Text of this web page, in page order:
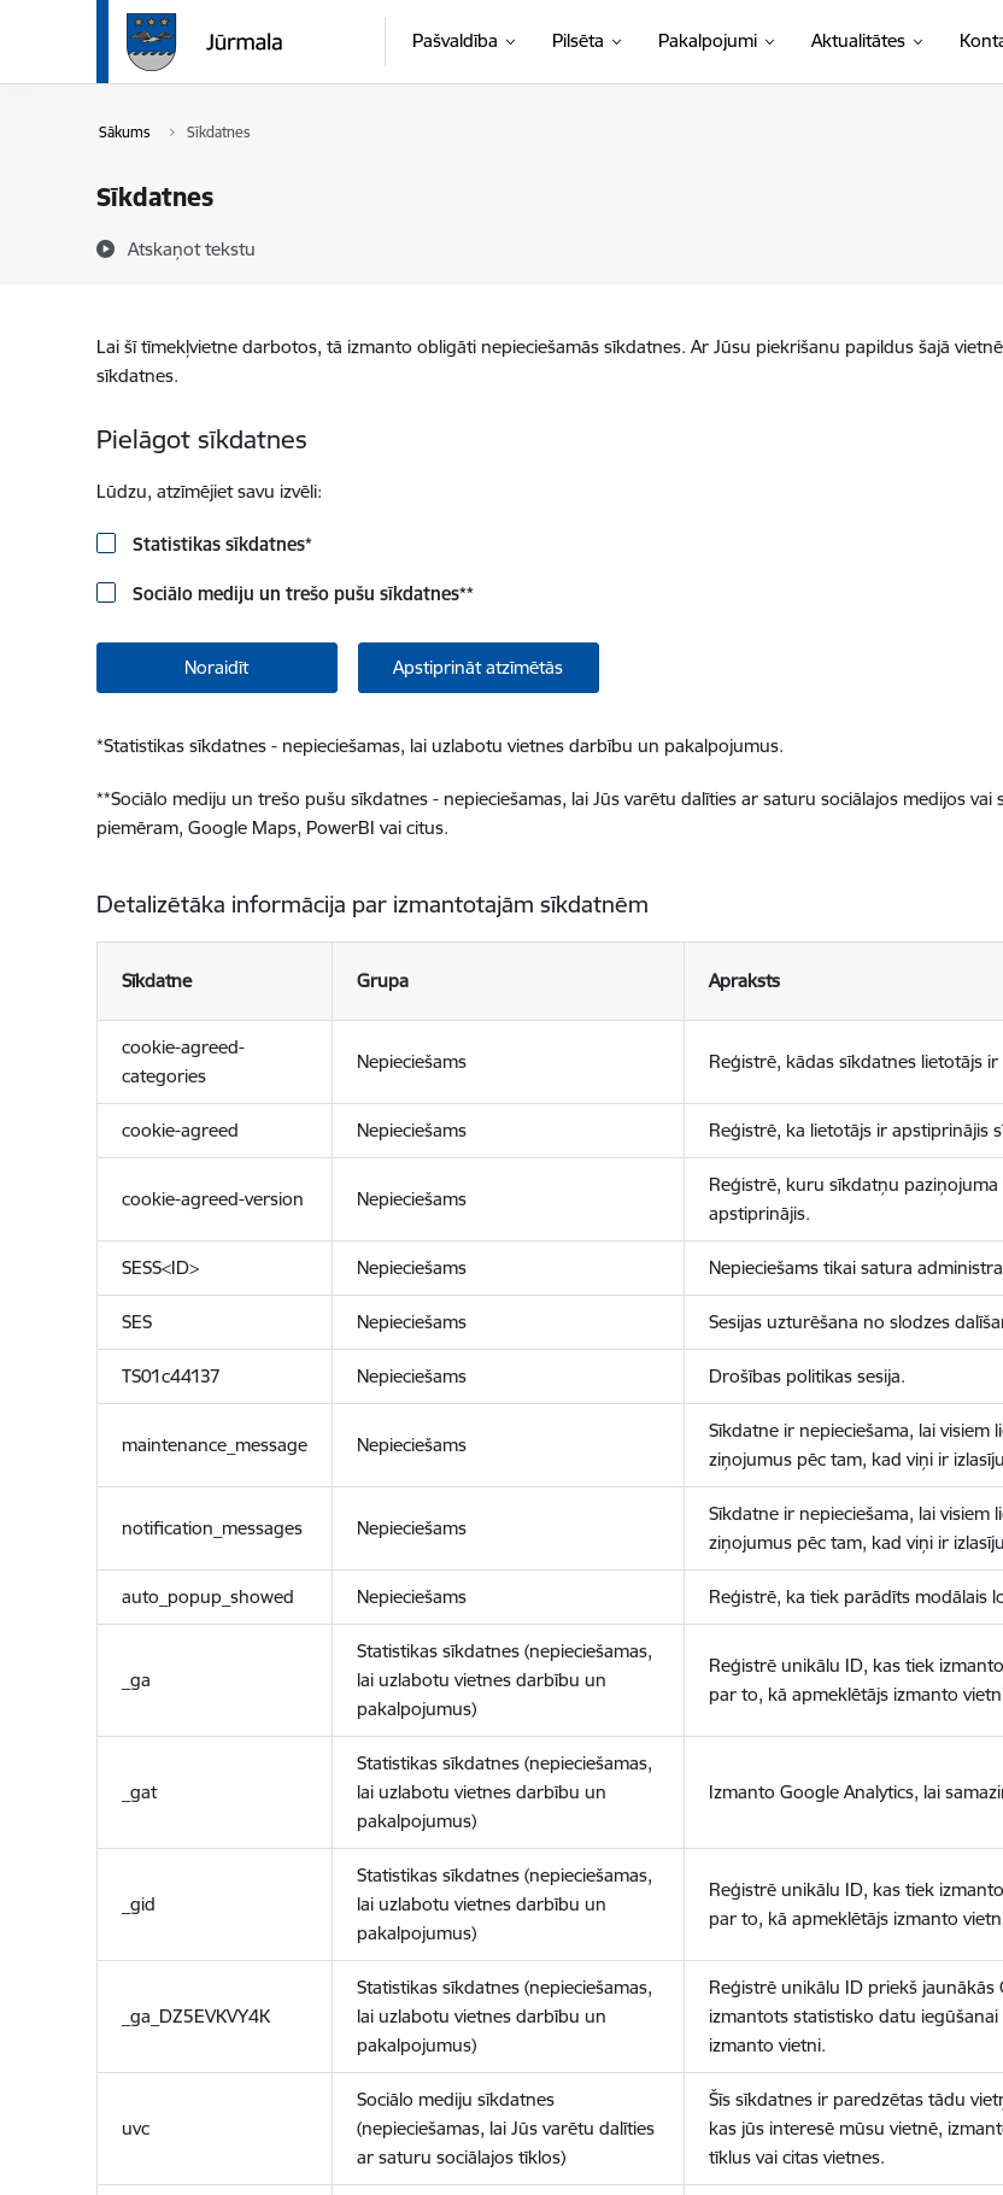
Pāriet uz lapas saturu
Pašvaldība Pilsēta Pakalpojumi Aktualitātes
Sākums Sīkdatnes
Sīkdatnes
Atskaņot tekstu
Lai šī tīmekļvietne darbotos, tā izmanto obligāti nepieciešamās sīkdatnes. Ar Jūsu piekrišanu papildus šajā
sīkdatnes.
Pielāgot sīkdatnes
Lūdzu, atzīmējiet savu izvēli:
Statistikas sīkdatnes*
Sociālo mediju un trešo pušu sīkdatnes**
Noraidīt Apstiprināt atzīmētās
*Statistikas sīkdatnes - nepieciešamas, lai uzlabotu vietnes darbību un pakalpojumus.
**Sociālo mediju un trešo pušu sīkdatnes - nepieciešamas, lai Jūs varētu dalīties ar saturu sociālajos medijos
piemēram, Google Maps, PowerBI vai citus.
Detalizētāka informācija par izmantotajām sīkdatnēm
Sīkdatne Grupa Apraksts
cookie-agreed-
categories
Nepieciešams Reģistrē, kādas sīkdatnes lietotājs
cookie-agreed Nepieciešams Reģistrē, ka lietotājs ir apstiprinājis
cookie-agreed-version Nepieciešams
Reģistrē, kuru sīkdatņu paziņojuma
apstiprinājis.
SESS<ID> Nepieciešams Nepieciešams tikai satura
SES Nepieciešams Sesijas uzturēšana no slodzes
TS01c44137 Nepieciešams Drošības politikas sesija.
maintenance_message Nepieciešams
Sīkdatne ir nepieciešama, lai visiem
ziņojumus pēc tam, kad viņi ir
notification_messages Nepieciešams
Sīkdatne ir nepieciešama, lai visiem
ziņojumus pēc tam, kad viņi ir
auto_popup_showed Nepieciešams Reģistrē, ka tiek parādīts modālais
_ga
Statistikas sīkdatnes (nepieciešamas,
lai uzlabotu vietnes darbību un
pakalpojumus)
Reģistrē unikālu ID, kas tiek
par to, kā apmeklētājs izmanto
_gat
Statistikas sīkdatnes (nepieciešamas,
lai uzlabotu vietnes darbību un
pakalpojumus)
Izmanto Google Analytics, lai
_gid
Statistikas sīkdatnes (nepieciešamas,
lai uzlabotu vietnes darbību un
pakalpojumus)
Reģistrē unikālu ID, kas tiek
par to, kā apmeklētājs izmanto
_ga_DZ5EVKVY4K
Statistikas sīkdatnes (nepieciešamas,
lai uzlabotu vietnes darbību un
pakalpojumus)
Reģistrē unikālu ID priekš jaunākās
izmantots statistisko datu
izmanto vietni.
uvc
Sociālo mediju sīkdatnes
(nepieciešamas, lai Jūs varētu dalīties
ar saturu sociālajos tīklos)
Šīs sīkdatnes ir paredzētas tādu
kas jūs interesē mūsu vietnē,
tīklus vai citas vietnes.